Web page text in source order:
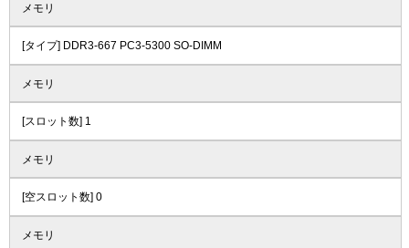
メモリ
[タイプ] DDR3-667 PC3-5300 SO-DIMM
メモリ
[スロット数] 1
メモリ
[空スロット数] 0
メモリ